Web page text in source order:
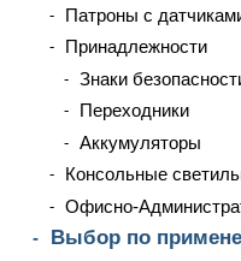
Патроны с
Принадлежности
Знаки
Переходники
Аккумуляторы
Консольные
Офисно-
Выбор по